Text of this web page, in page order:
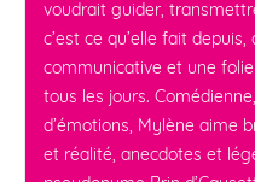
voudrait guider,
c’est ce qu’elle fait
communicative et une
tous les jours.
d’émotions, Mylène aime
et réalité, anecdotes et